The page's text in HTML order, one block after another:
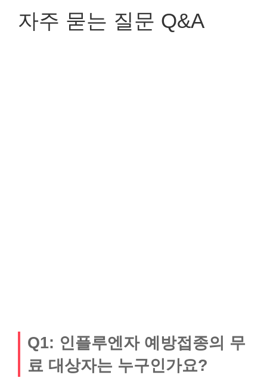
자주 묻는 질문 Q&A
Q1: 인플루엔자 예방접종의 무
료 대상자는 누구인가요?